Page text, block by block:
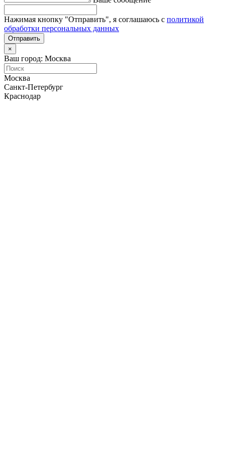
Нажимая кнопку "Отправить", я соглашаюсь с политикой
обработки персональных данных
Отправить
×
Ваш город: Москва
Москва
Санкт-Петербург
Краснодар